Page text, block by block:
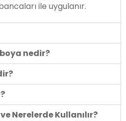
ile uygulanır.
nedir?
Nerelerde Kullanılır?